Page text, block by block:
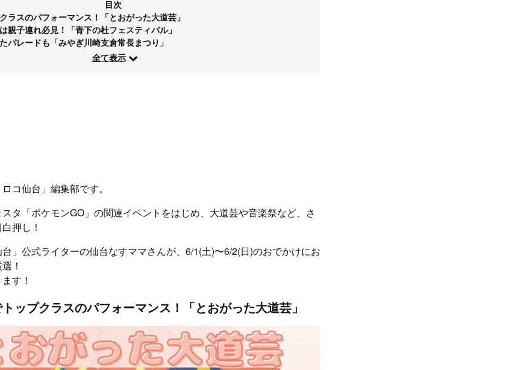
目次
ラスのパフォーマンス！「とおがった大道芸」
親子連れ必見！「青下の杜フェスティバル」
パレードも「みやぎ川崎支倉常長まつり」
全て表示
コ仙台」編集部です。
タ「ポケモンGO」の関連イベントをはじめ、大道芸や音楽祭など、さ
押し！
」公式ライターの仙台なすママさんが、6/1(土)〜6/2(日)のおでかけにお
！
す！
ップクラスのパフォーマンス！「とおがった大道芸」